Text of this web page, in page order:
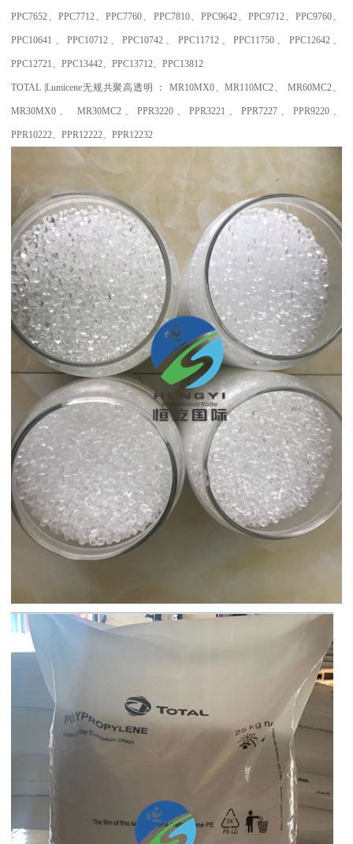
PPC7652、PPC7712、PPC7760、 PPC7810、 PPC9642、 PPC9712、 PPC9760、
PPC10641 、 PPC10712、PPC10742 、 PPC11712、PPC11750 、 PPC12642、
PPC12721、PPC13442、PPC13712、PPC13812
TOTAL |Lumicene无规共聚高透明 ： MR10MX0、MR110MC2、 MR60MC2、
MR30MX0 、MR30MC2 、PPR3220 、 PPR3221 、 PPR7227、 PPR9220、
PPR10222、PPR12222、PPR12232